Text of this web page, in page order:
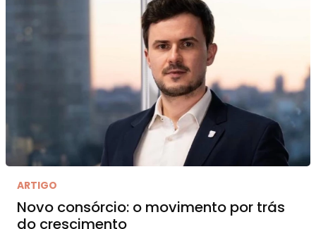
ARTIGO
Novo consórcio: o movimento por trás
do crescimento